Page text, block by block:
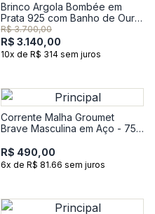
Brinco Argola Bombée em
Prata 925 com Banho de Ouro
Amarelo 18k
R$ 3.700,00
R$ 3.140,00
10x de R$ 314 sem juros
Corrente Malha Groumet
Brave Masculina em Aço - 75
R$ 490,00
6x de R$ 81.66 sem juros